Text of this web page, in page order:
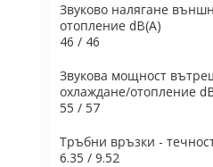
Звуково налягане
отопление dB(A)
46 / 46
Звукова мощност
охлаждане/отопление
55 / 57
Тръбни връзки -
6.35 / 9.52